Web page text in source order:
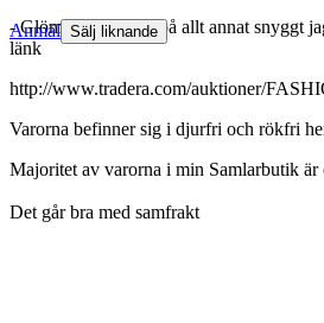
- Glöm inte att kika på allt annat snyggt
länk
http://www.tradera.com/auktioner/
Varorna befinner sig i djurfri och rökfri
Majoritet av varorna i min Samlarbutik är
Det går bra med samfrakt
Anmäl Sälj liknande